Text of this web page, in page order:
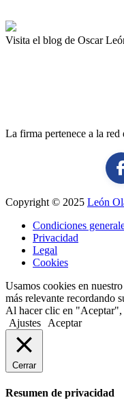
Visita el blog de Oscar
La firma pertenece a la red
Copyright © 2025 León
Condiciones
Privacidad
Legal
Cookies
Usamos cookies en
más relevante recordando
Al hacer clic en "Aceptar",
Ajustes
Aceptar
Cerrar
Resumen de privacidad